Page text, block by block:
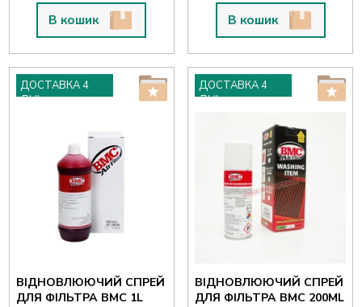
В кошик В кошик
ДОСТАВКА 4
ДНІ
ВІДНОВЛЮЮЧИЙ СПРЕЙ
ДЛЯ ФІЛЬТРА BMC 1L
ДОСТАВКА 4
ДНІ
ВІДНОВЛЮЮЧИЙ СПРЕЙ
ДЛЯ ФІЛЬТРА BMC 200ML